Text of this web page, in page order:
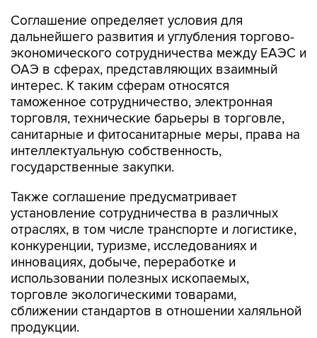
Соглашение определяет условия для
дальнейшего развития и углубления торгово-
экономического сотрудничества между ЕАЭС и
ОАЭ в сферах, представляющих взаимный
интерес. К таким сферам относятся
таможенное сотрудничество, электронная
торговля, технические барьеры в торговле,
санитарные и фитосанитарные меры, права на
интеллектуальную собственность,
государственные закупки.
Также соглашение предусматривает
установление сотрудничества в различных
отраслях, в том числе транспорте и логистике,
конкуренции, туризме, исследованиях и
инновациях, добыче, переработке и
использовании полезных ископаемых,
торговле экологическими товарами,
сближении стандартов в отношении халяльной
продукции.